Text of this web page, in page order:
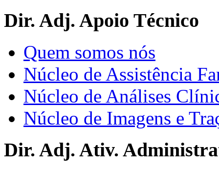
Dir. Adj. Apoio Técnico
Quem somos nós
Núcleo de Assistência
Núcleo de Análises
Núcleo de Imagens e
Dir. Adj. Ativ.